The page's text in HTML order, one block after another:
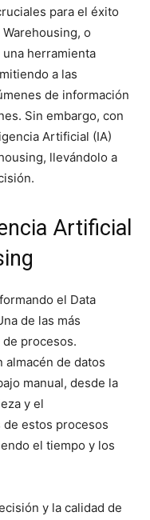
para el éxito
o
herramienta
a las
de información
Sin embargo, con
Artificial (IA)
llevándolo a
Artificial
el Data
de las más
procesos.
almacén de datos
manual, desde la
y el
de estos procesos
el tiempo y los
y la calidad de